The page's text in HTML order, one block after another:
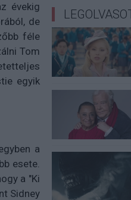
évekig
de
féle
Tom
egyik
a
esete.
a "Ki
Sidney